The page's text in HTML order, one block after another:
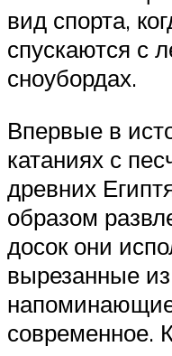
вид спорта,
спускаются с
сноубордах.
Впервые в
катаниях с
древних
образом
досок они
вырезанные
современное.